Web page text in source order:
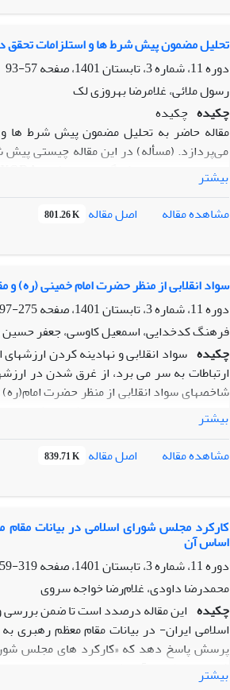
مناسبات دیپلماسی رسمی سلطه محور
خود را اثبات می‌‌کند.
تحلیل مضمون پیش شرط ها و استلزامات تحقق
دوره 11، شماره 3، تابستان 1401، صفحه
57-93
رسول ملائی، غلامرضا بهروزی لک
چکیده چکیده
مقاله حاضر به تحلیل مضمون پیش شرط ها و
می‌پردازد. (مسأله) در این مقاله چیستی
معظم رهبری(حفظه الله)، دارای جایگاهی مهم
ابزاری برای تحقق حیات طیبه می‌باشد که در
مقام معظم رهبری(حفظه الله) استلزامات
دولت اسلامی را می توان نتیجه گرفت. معظم
جامعه می باشد، هم استلزامات ساختاری و
و به کار گرفته شوند.(یافته‌ها)
بیشتر
مشاهده مقاله
اصل مقاله 801.26 K
سواد انقلابی از منظر حضرت امام خمینی (ره) و
دوره 11، شماره 3، تابستان 1401، صفحه
275-297
فرهنگ کدخدایی، اسمعیل کاوسی، جعفر
چکیده سواد انقلابی و نهادینه کردن
ارتباطات به سر می­ برد، از غرق شدن در
شاخص­های سواد انقلابی از منظر حضرت
بتواند نسل سوم و چهارم انقلاب اسلامی را
تهدیدهای بوجود آمده، یاری رساند.
یک پیام به مناسبت اولین سالگرد ارتحال
سؤالات اولیه مصاحبه­ های نیمه ساختار
حاصل از مصاحبه نیمه ساختاریافته با
محقق به بررسی وضع موجود سواد انقلابی در
بیشتر
مشاهده مقاله
اصل مقاله 839.71 K
کارکرد مجلس شورای اسلامی در بیانات
اساس آن
دوره 11، شماره 3، تابستان 1401، صفحه
319-359
محمدرضا داودی، غلام‌رضا خواجه سروی
چکیده این مقاله درصدد است تا ضمن بررسی
اسلامی ایران- در بیانات مقام معظم رهبری
پرسش پاسخ دهد که «کارکرد های مجلس
شورای اسلامی با آن تطابق دارد؟» برای پاسخ
بیشتر